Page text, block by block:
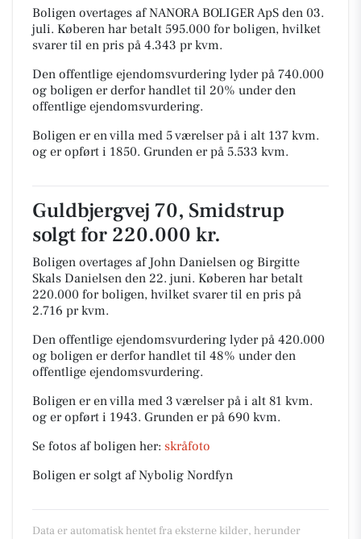
Boligen overtages af NANORA BOLIGER ApS den 03.
juli. Køberen har betalt 595.000 for boligen, hvilket
svarer til en pris på 4.343 pr kvm.
Den offentlige ejendomsvurdering lyder på 740.000
og boligen er derfor handlet til 20% under den
offentlige ejendomsvurdering.
Boligen er en villa med 5 værelser på i alt 137 kvm.
og er opført i 1850. Grunden er på 5.533 kvm.
Guldbjergvej 70, Smidstrup
solgt for 220.000 kr.
Boligen overtages af John Danielsen og Birgitte
Skals Danielsen den 22. juni. Køberen har betalt
220.000 for boligen, hvilket svarer til en pris på
2.716 pr kvm.
Den offentlige ejendomsvurdering lyder på 420.000
og boligen er derfor handlet til 48% under den
offentlige ejendomsvurdering.
Boligen er en villa med 3 værelser på i alt 81 kvm.
og er opført i 1943. Grunden er på 690 kvm.
Se fotos af boligen her: skråfoto
Boligen er solgt af Nybolig Nordfyn
Data er automatisk hentet fra eksterne kilder, herunder